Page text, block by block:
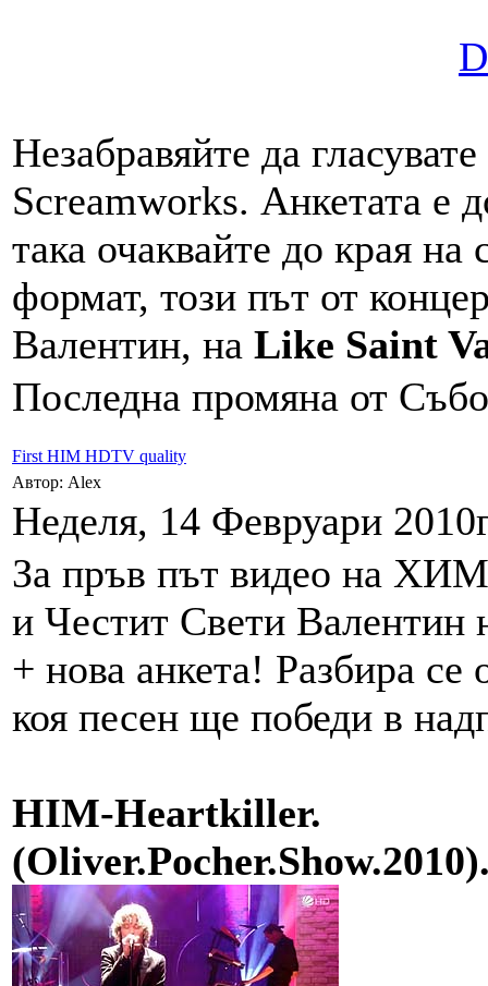
Незабравяйте да
Screamworks. Анкетата е
така очаквайте до края
формат, този път от
Валентин, на Like Saint
Последна промяна от
First HIM HDTV quality
Автор: Alex
Неделя, 14 Февруари
За пръв път видео на
и Честит Свети Валентин
+ нова анкета! Разбира
коя песен ще победи в
HIM-Heartkiller.